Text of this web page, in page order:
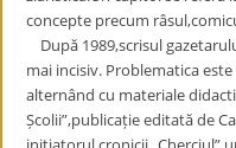
concepte precum
După 1989,scrisul
mai incisiv. Problematica
alternând cu materiale
Școlii”,publicație editată de